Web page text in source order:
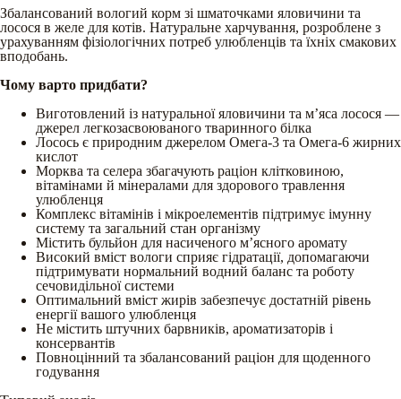
Збалансований вологий корм зі шматочками яловичини та
лосося в желе для котів. Натуральне харчування, розроблене з
урахуванням фізіологічних потреб улюбленців та їхніх смакових
вподобань.
Чому варто придбати?
Виготовлений із натуральної яловичини та мʼяса лосося —
джерел легкозасвоюваного тваринного білка
Лосось є природним джерелом Омега-3 та Омега-6 жирних
кислот
Морква та селера збагачують раціон клітковиною,
вітамінами й мінералами для здорового травлення
улюбленця
Комплекс вітамінів і мікроелементів підтримує імунну
систему та загальний стан організму
Містить бульйон для насиченого мʼясного аромату
Високий вміст вологи сприяє гідратації, допомагаючи
підтримувати нормальний водний баланс та роботу
сечовидільної системи
Оптимальний вміст жирів забезпечує достатній рівень
енергії вашого улюбленця
Не містить штучних барвників, ароматизаторів і
консервантів
Повноцінний та збалансований раціон для щоденного
годування